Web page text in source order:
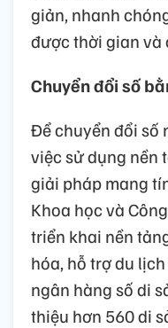
giản, nhanh
được thời gian và
Chuyển đổi số
Để chuyển đổi số
việc sử dụng nền
giải pháp mang
Khoa học và
triển khai nền
hóa, hỗ trợ du
ngân hàng số di
thiệu hơn 560 di